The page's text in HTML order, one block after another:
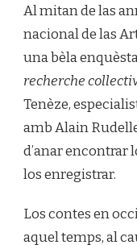
Al mitan de las
nacional de las
una bèla
recherche
Tenèze,
amb Alain
d’anar encontrar
los enregistrar.
Los contes en
aquel temps, al